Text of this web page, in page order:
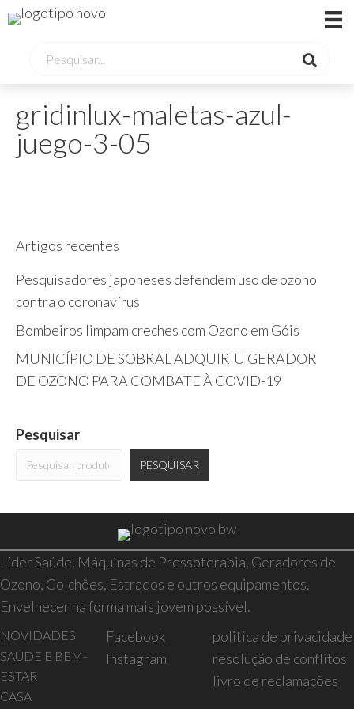
gridinlux-maletas-azul-
juego-3-05
Artigos recentes
Pesquisadores japoneses defendem uso de ozono
contra o coronavírus
Bombeiros limpam creches com Ozono em Góis
MUNICÍPIO DE SOBRAL ADQUIRIU GERADOR
DE OZONO PARA COMBATE À COVID-19
Pesquisar
PESQUISAR
Líder Saúde, Máquinas de Pressoterapia, Geradores de
Ozono, Colchões, Estrados e outros equipamentos.
Envelhecer na forma mais jovem possível.
NOVIDADES
SAÚDE E BEM-
ESTAR
CASA
Facebook
Instagram
politica de privacidade
resolução de conflitos
livro de reclamações